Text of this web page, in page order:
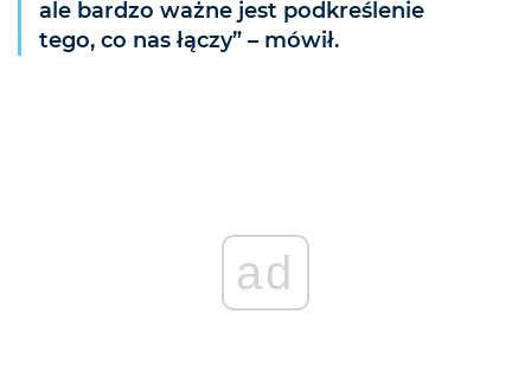
ale bardzo ważne jest podkreślenie
tego, co nas łączy” – mówił.
ad